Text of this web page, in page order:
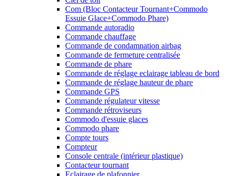
Com (Bloc Contacteur Tournant+Commodo
Essuie Glace+Commodo Phare)
Commande autoradio
Commande chauffage
Commande de condamnation airbag
Commande de fermeture centralisée
Commande de phare
Commande de réglage eclairage tableau de bord
Commande de réglage hauteur de phare
Commande GPS
Commande régulateur vitesse
Commande rétroviseurs
Commodo d'essuie glaces
Commodo phare
Compte tours
Compteur
Console centrale (intérieur plastique)
Contacteur tournant
Eclairage de plafonnier